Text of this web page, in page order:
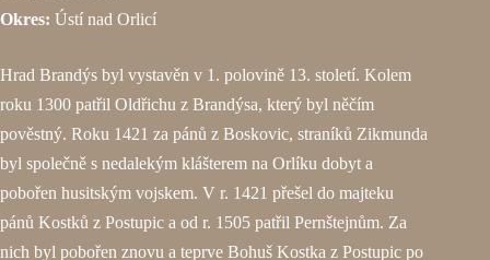
Okres: Ústí nad Orlicí
Hrad Brandýs byl vystavěn v 1. polovině 13. století. Kolem
roku 1300 patřil Oldřichu z Brandýsa, který byl něčím
pověstný. Roku 1421 za pánů z Boskovic, straníků Zikmunda
byl společně s nedalekým klášterem na Orlíku dobyt a
pobořen husitským vojskem. V r. 1421 přešel do majteku
pánů Kostků z Postupic a od r. 1505 patřil Pernštejnům. Za
nich byl pobořen znovu a teprve Bohuš Kostka z Postupic po